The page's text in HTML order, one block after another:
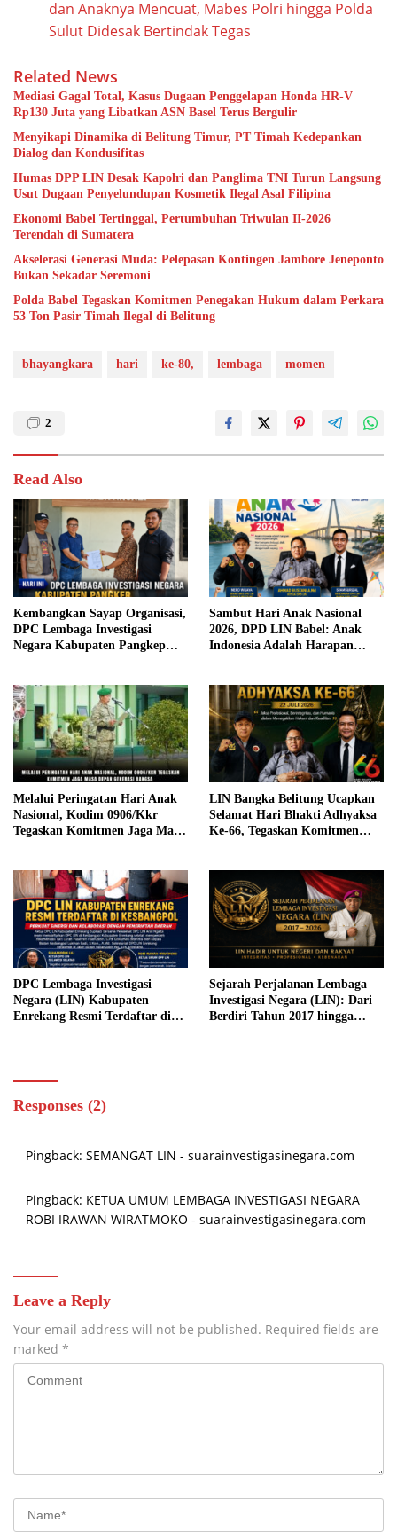
dan Anaknya Mencuat, Mabes Polri hingga Polda
Sulut Didesak Bertindak Tegas
Related News
Mediasi Gagal Total, Kasus Dugaan Penggelapan Honda HR-V
Rp130 Juta yang Libatkan ASN Basel Terus Bergulir
Menyikapi Dinamika di Belitung Timur, PT Timah Kedepankan
Dialog dan Kondusifitas
Humas DPP LIN Desak Kapolri dan Panglima TNI Turun Langsung
Usut Dugaan Penyelundupan Kosmetik Ilegal Asal Filipina
Ekonomi Babel Tertinggal, Pertumbuhan Triwulan II-2026
Terendah di Sumatera
Akselerasi Generasi Muda: Pelepasan Kontingen Jambore Jeneponto
Bukan Sekadar Seremoni
Polda Babel Tegaskan Komitmen Penegakan Hukum dalam Perkara
53 Ton Pasir Timah Ilegal di Belitung
bhayangkara hari ke-80, lembaga momen
2
Read Also
Kembangkan Sayap Organisasi,
DPC Lembaga Investigasi
Negara Kabupaten Pangkep
Sambut Hari Anak Nasional
2026, DPD LIN Babel: Anak
Indonesia Adalah Harapan
Melalui Peringatan Hari Anak
Nasional, Kodim 0906/Kkr
Tegaskan Komitmen Jaga Masa
LIN Bangka Belitung Ucapkan
Selamat Hari Bhakti Adhyaksa
Ke-66, Tegaskan Komitmen
DPC Lembaga Investigasi
Negara (LIN) Kabupaten
Enrekang Resmi Terdaftar di
Sejarah Perjalanan Lembaga
Investigasi Negara (LIN): Dari
Berdiri Tahun 2017 hingga
Responses (2)
Pingback: SEMANGAT LIN - suarainvestigasinegara.com
Pingback: KETUA UMUM LEMBAGA INVESTIGASI NEGARA
ROBI IRAWAN WIRATMOKO - suarainvestigasinegara.com
Leave a Reply
Your email address will not be published. Required fields are
marked *